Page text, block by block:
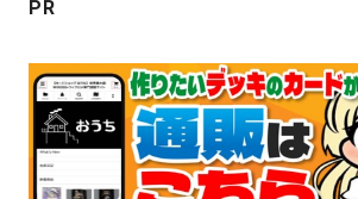
PR